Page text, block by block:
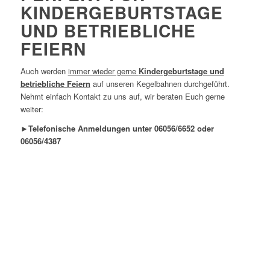
KINDERGEBURTSTAGE
UND BETRIEBLICHE
FEIERN
Auch werden immer wieder gerne Kindergeburtstage und
betriebliche Feiern auf unseren Kegelbahnen durchgeführt.
Nehmt einfach Kontakt zu uns auf, wir beraten Euch gerne
weiter:
►Telefonische Anmeldungen unter 06056/6652 oder
06056/4387